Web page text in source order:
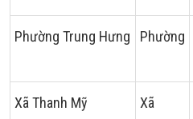
Phường Trung Hưng Phường
Xã Thanh Mỹ Xã